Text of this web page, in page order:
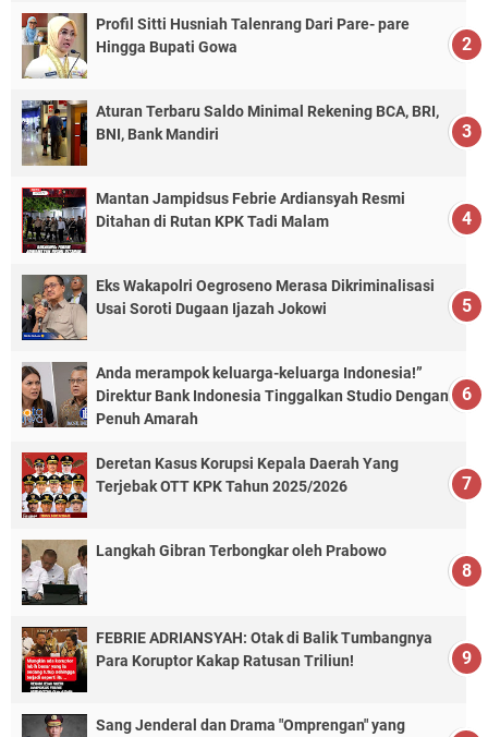
Profil Sitti Husniah Talenrang Dari Pare- pare
Hingga Bupati Gowa
Aturan Terbaru Saldo Minimal Rekening BCA, BRI,
BNI, Bank Mandiri
Mantan Jampidsus Febrie Ardiansyah Resmi
Ditahan di Rutan KPK Tadi Malam
Eks Wakapolri Oegroseno Merasa Dikriminalisasi
Usai Soroti Dugaan Ijazah Jokowi
Anda merampok keluarga-keluarga Indonesia!”
Direktur Bank Indonesia Tinggalkan Studio Dengan
Penuh Amarah
Deretan Kasus Korupsi Kepala Daerah Yang
Terjebak OTT KPK Tahun 2025/2026
Langkah Gibran Terbongkar oleh Prabowo
FEBRIE ADRIANSYAH: Otak di Balik Tumbangnya
Para Koruptor Kakap Ratusan Triliun!
Sang Jenderal dan Drama "Omprengan" yang